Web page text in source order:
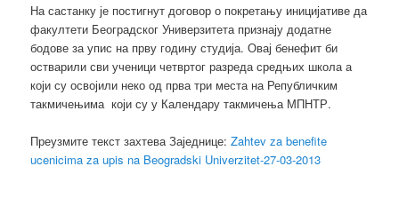
На састанку је постигнут договор о покретању иницијативе да
факултети Београдског Универзитета признају додатне
бодове за упис на прву годину студија. Овај бенефит би
остварили сви ученици четвртог разреда средњих школа а
који су освојили неко од прва три места на Републичким
такмичењима који су у Календару такмичења МПНТР.
Преузмите текст захтева Заједнице:Zahtev za benefite
ucenicima za upis na Beogradski Univerzitet-27-03-2013